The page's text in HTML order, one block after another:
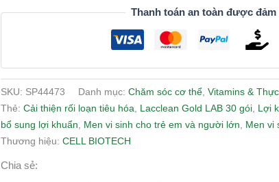
Tiêu
Mạnh
số
lượng
Thanh toán an toàn được đảm
SKU: SP44473 Danh mục: Chăm sóc cơ thể, Vitamins &
Thẻ: Cải thiện rối loạn tiêu hóa Lacclean Gold LAB 30 gói, Lợi
bổ sung lợi khuẩn
Men vi sinh cho trẻ em và người lớn
Men vi
Thương hiệu: CELL BIOTECH
Chia sẻ: